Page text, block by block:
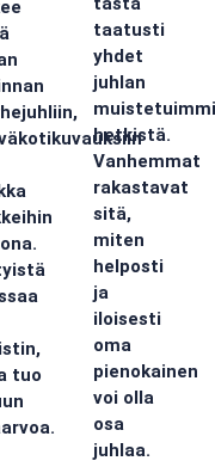
tuo
taatusti
yhdet
juhlan
hetkistä.
Vanhemmat
rakastavat
sitä,
miten
helposti
ja
iloisesti
oma
pienokainen
voi olla
osa
juhlaa.